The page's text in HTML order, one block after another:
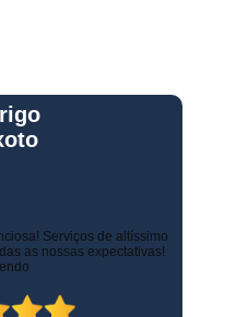
Eduardo
Rizzotti
na hora da venda e
marcar a instalação e o
carro. Estou trocando de
outro! Recomendo!